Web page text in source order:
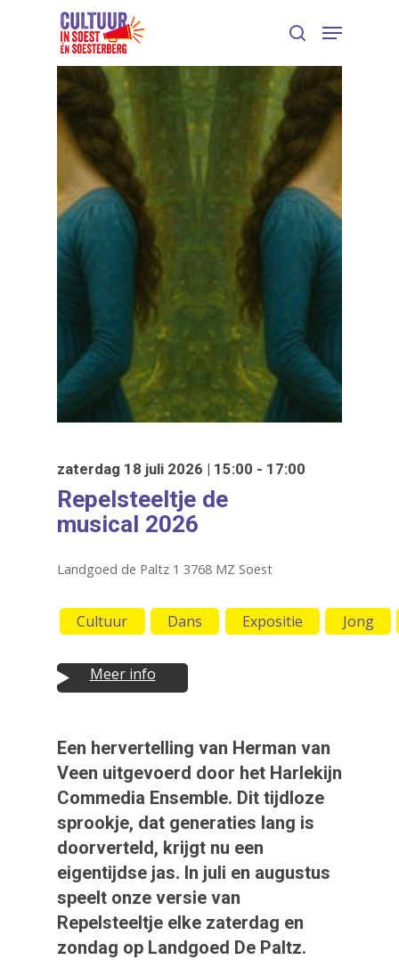
Druk op Enter om te starten met zoeken
of ESC om te sluiten
zaterdag 18 juli 2026 | 15:00 - 17:00
Repelsteeltje de
musical 2026
Landgoed de Paltz 1 3768 MZ Soest
Cultuur Dans Expositie Jong
Meer info
Een hervertelling van Herman van
Veen uitgevoerd door het Harlekijn
Commedia Ensemble. Dit tijdloze
sprookje, dat generaties lang is
doorverteld, krijgt nu een
eigentijdse jas. In juli en augustus
speelt onze versie van
Repelsteeltje elke zaterdag en
zondag op Landgoed De Paltz.